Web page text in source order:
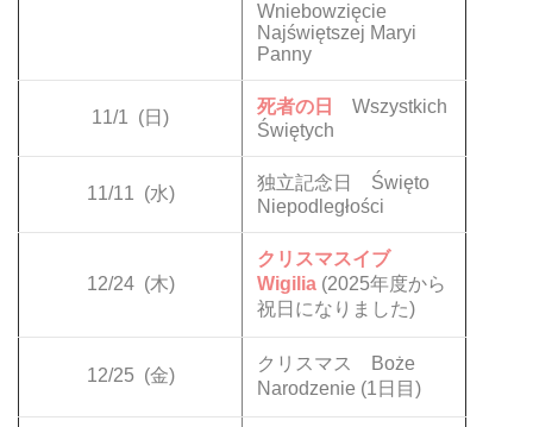
Wniebowzięcie
Najświętszej Maryi
Panny
11/1 (日)
死者の日
Wszystkich
Świętych
11/11 (水)
独立記念日 Święto
Niepodległości
12/24 (木)
クリスマスイブ
Wigilia (2025年度から
祝日になりました)
12/25 (金)
クリスマス Boże
Narodzenie (1日目)